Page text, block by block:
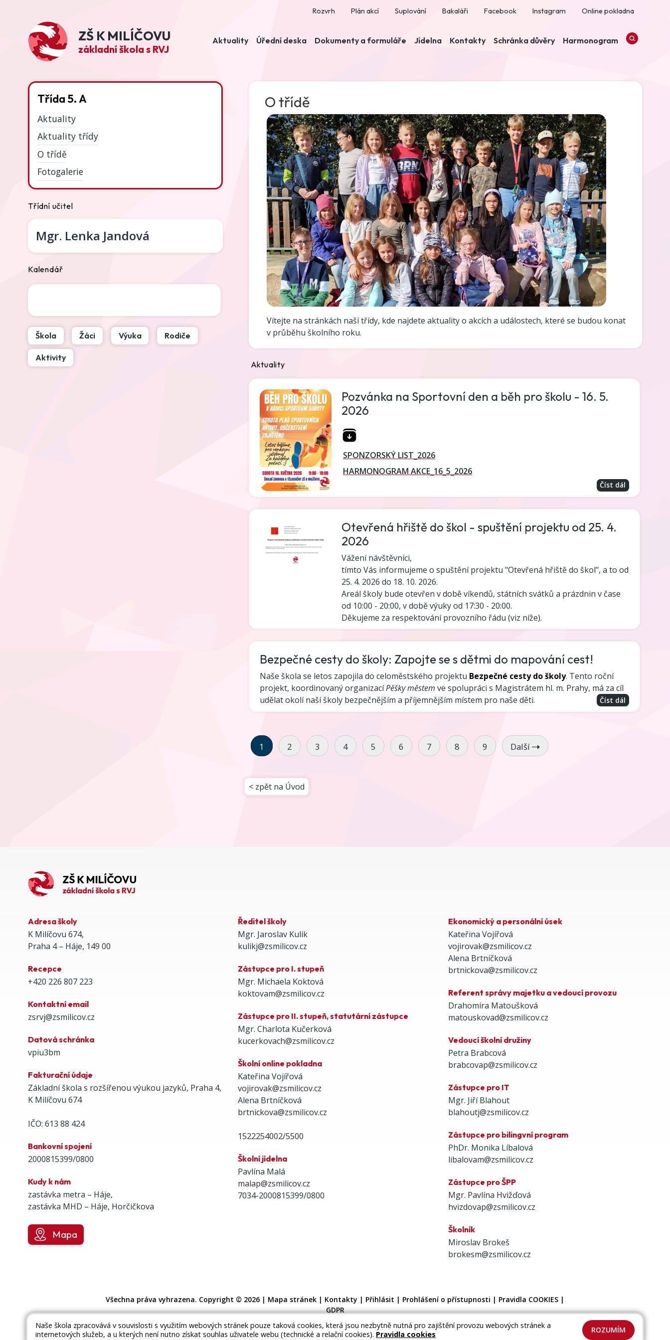
ZŠ K MILÍČOVU
základní škola s RVJ
Rozvrh Plán akcí Suplování Bakaláři Facebook Instagram Online pokladna
Aktuality Úřední deska Dokumenty a formuláře Jídelna Kontakty Schránka důvěry Harmonogram
Třída 5. A
Aktuality
Aktuality třídy
O třídě
Fotogalerie
Třídní učitel
Mgr. Lenka Jandová
Kalendář
Škola Žáci Výuka Rodiče
Aktivity
O třídě
Vítejte na stránkách naší třídy, kde najdete aktuality o akcích a událostech, které se budou konat
v průběhu školního roku.
Aktuality
Pozvánka na Sportovní den a běh pro školu - 16. 5.
2026
SPONZORSKÝ LIST_2026
HARMONOGRAM AKCE_16_5_2026
Číst dál
Otevřená hřiště do škol - spuštění projektu od 25. 4.
2026
Vážení návštěvníci,
tímto Vás informujeme o spuštění projektu "Otevřená hřiště do škol", a to od
25. 4. 2026 do 18. 10. 2026.
Areál školy bude otevřen v době víkendů, státních svátků a prázdnin v čase
od 10:00 - 20:00, v době výuky od 17:30 - 20:00.
Děkujeme za respektování provozního řádu (viz níže).
Bezpečné cesty do školy: Zapojte se s dětmi do mapování cest!
Naše škola se letos zapojila do celoměstského projektu Bezpečné cesty do školy. Tento roční
projekt, koordinovaný organizacíPěšky městem ve spolupráci s Magistrátem hl. m. Prahy, má za cíl
udělat okolí naší školy bezpečnějším a příjemnějším místem pro naše děti.
Číst dál
1 2 3 4 5 6 7 8 9 Další
< zpět na Úvod
Adresa školy
K Milíčovu 674,
Praha 4 – Háje, 149 00
Recepce
+420 226 807 223
Kontaktní email
zsrvj@zsmilicov.cz
Datová schránka
vpiu3bm
Fakturační údaje
Základní škola s rozšířenou výukou jazyků, Praha 4,
K Milíčovu 674
IČO: 613 88 424
Bankovní spojení
2000815399/0800
Kudy k nám
zastávka metra – Háje,
zastávka MHD – Háje, Horčičkova
Mapa
Ředitel školy
Mgr. Jaroslav Kulik
kulikj@zsmilicov.cz
Zástupce pro I. stupeň
Mgr. Michaela Koktová
koktovam@zsmilicov.cz
Zástupce pro II. stupeň, statutární zástupce
Mgr. Charlota Kučerková
kucerkovach@zsmilicov.cz
Školní online pokladna
Kateřina Vojířová
vojirovak@zsmilicov.cz
Alena Brtníčková
brtnickova@zsmilicov.cz
1522254002/5500
Školní jídelna
Pavlína Malá
malap@zsmilicov.cz
7034-2000815399/0800
Ekonomický a personální úsek
Kateřina Vojířová
vojirovak@zsmilicov.cz
Alena Brtníčková
brtnickova@zsmilicov.cz
Referent správy majetku a vedoucí provozu
Drahomíra Matoušková
matouskovad@zsmilicov.cz
Vedoucí školní družiny
Petra Brabcová
brabcovap@zsmilicov.cz
Zástupce pro IT
Mgr. Jiří Blahout
blahoutj@zsmilicov.cz
Zástupce pro bilingvní program
PhDr. Monika Líbalová
libalovam@zsmilicov.cz
Zástupce pro ŠPP
Mgr. Pavlína Hvižďová
hvizdovap@zsmilicov.cz
Školník
Miroslav Brokeš
brokesm@zsmilicov.cz
Všechna práva vyhrazena. Copyright © 2026 | Mapa stránek | Kontakty | Přihlásit | Prohlášení o přístupnosti | Pravidla COOKIES |
GDPR
Naše škola zpracovává v souvislosti s využitím webových stránek pouze taková cookies, která jsou nezbytně nutná pro zajištění provozu webových stránek a
internetových služeb, a u kterých není nutno získat souhlas uživatele webu (technické a relační cookies). Pravidla cookies ROZUMÍM